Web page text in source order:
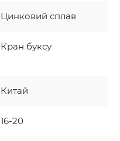
Цинковий сплав
Кран буксу
Китай
16-20